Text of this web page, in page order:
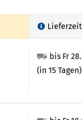
Lieferzeit
bis Fr
(in 15 Tagen)